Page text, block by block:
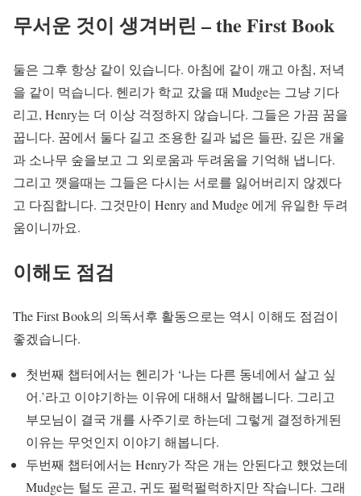
무서운 것이 생겨버린 – the First Book
둘은 그후 항상 같이 있습니다. 아침에 같이 깨고 아침, 저녁
을 같이 먹습니다. 헨리가 학교 갔을 때 Mudge는 그냥 기다
리고, Henry는 더 이상 걱정하지 않습니다. 그들은 가끔 꿈을
꿉니다. 꿈에서 둘다 길고 조용한 길과 넓은 들판, 깊은 개울
과 소나무 숲을보고 그 외로움과 두려움을 기억해 냅니다.
그리고 깻을때는 그들은 다시는 서로를 잃어버리지 않겠다
고 다짐합니다. 그것만이 Henry and Mudge 에게 유일한 두려
움이니까요.
이해도 점검
The First Book의 의독서후 활동으로는 역시 이해도 점검이
좋겠습니다.
첫번째 챕터에서는 헨리가 ‘나는 다른 동네에서 살고 싶
어.’라고 이야기하는 이유에 대해서 말해봅니다. 그리고
부모님이 결국 개를 사주기로 하는데 그렇게 결정하게된
이유는 무엇인지 이야기 해봅니다.
두번째 챕터에서는 Henry가 작은 개는 안된다고 했었는데
Mudge는 털도 곧고, 귀도 펄럭펄럭하지만 작습니다. 그래